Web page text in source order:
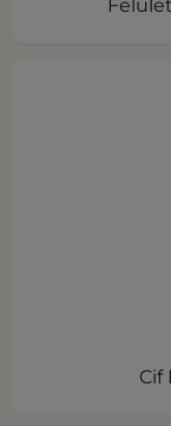
Cif